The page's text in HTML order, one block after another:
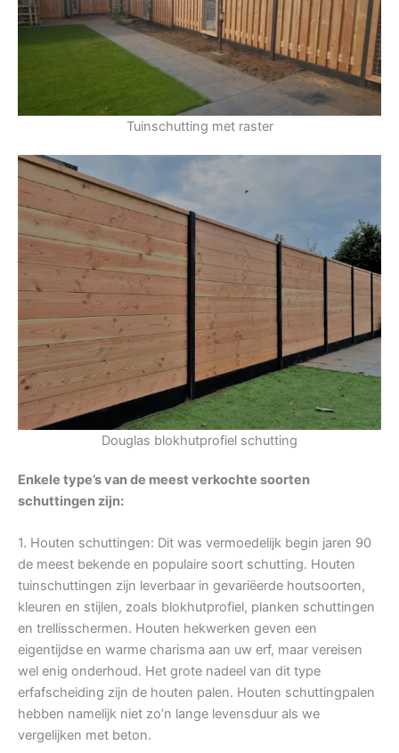
Tuinschutting met raster
Douglas blokhutprofiel schutting
Enkele type’s van de meest verkochte soorten
schuttingen zijn:
1. Houten schuttingen: Dit was vermoedelijk begin jaren 90
de meest bekende en populaire soort schutting. Houten
tuinschuttingen zijn leverbaar in gevariëerde houtsoorten,
kleuren en stijlen, zoals blokhutprofiel, planken schuttingen
en trellisschermen. Houten hekwerken geven een
eigentijdse en warme charisma aan uw erf, maar vereisen
wel enig onderhoud. Het grote nadeel van dit type
erfafscheiding zijn de houten palen. Houten schuttingpalen
hebben namelijk niet zo’n lange levensduur als we
vergelijken met beton.